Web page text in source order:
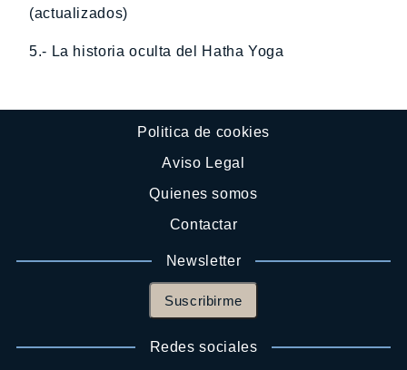
(actualizados)
5.- La historia oculta del Hatha Yoga
Politica de cookies
Aviso Legal
Quienes somos
Contactar
Newsletter
Suscribirme
Redes sociales